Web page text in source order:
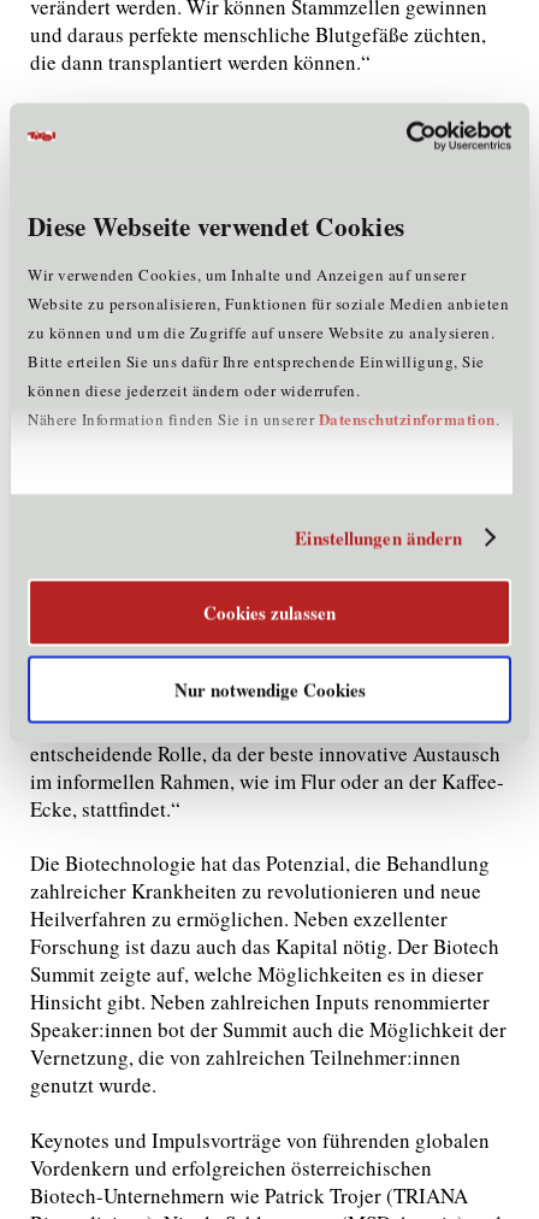
Diese Webseite verwendet Cookies
Wir verwenden Cookies, um Inhalte und Anzeigen auf unserer
Website zu personalisieren, Funktionen für soziale Medien anbieten
zu können und um die Zugriffe auf unsere Website zu analysieren.
Bitte erteilen Sie uns dafür Ihre entsprechende Einwilligung, Sie
können diese jederzeit ändern oder widerrufen.
Nähere Information finden Sie in unsererDatenschutzinformation.
Einstellungen ändern
Cookies zulassen
Nur notwendige Cookies
verändert werden. Wir können Stammzellen gewinnen
und daraus perfekte menschliche Blutgefäße züchten,
die dann transplantiert werden können.“
Vernetzung eröffnet Geschäftsmöglichkeiten
benötigen, um Produkte zur Marktreife zu entwickeln:
massiv gefehlt hat und sich jetzt durch den Health Hub
Tirol verbessern wird, sind geeignete Labor-
Räumlichkeiten. Wenn man ein Labor benötigt, sind das
massive Investitionen, die nicht jeder stemmen kann.
Der Health Hub schafft zudem die Möglichkeit der
Vernetzung – Mitarbeiter:innen unterschiedlichster
Pharmaceutical Manufacturing GmbH, betonte, wie
wichtig die Standort-Wahl für Biotech-Unternehmen ist:
„Wir legen viel Wert auf die Co-Lokalisierung, also
am Novartis-Standort im Tiroler Unterland zu
vernetzen. Der persönliche Austausch spielt dabei eine
entscheidende Rolle, da der beste innovative Austausch
im informellen Rahmen, wie im Flur oder an der Kaffee-
Ecke, stattfindet.“
Die Biotechnologie hat das Potenzial, die Behandlung
zahlreicher Krankheiten zu revolutionieren und neue
Heilverfahren zu ermöglichen. Neben exzellenter
Forschung ist dazu auch das Kapital nötig. Der Biotech
Summit zeigte auf, welche Möglichkeiten es in dieser
Hinsicht gibt. Neben zahlreichen Inputs renommierter
Speaker:innen bot der Summit auch die Möglichkeit der
Vernetzung, die von zahlreichen Teilnehmer:innen
genutzt wurde.
Keynotes und Impulsvorträge von führenden globalen
Vordenkern und erfolgreichen österreichischen
Biotech-Unternehmern wie Patrick Trojer (TRIANA